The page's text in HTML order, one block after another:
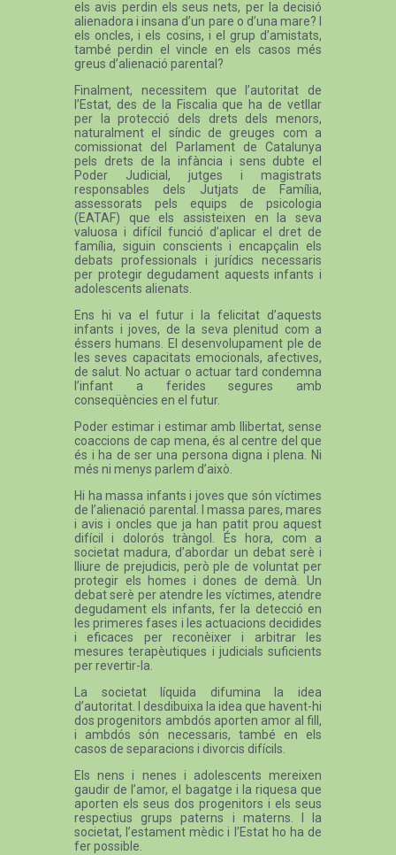
els avis perdin els seus nets, per la decisió
alienadora i insana d’un pare o d’una mare? I
els oncles, i els cosins, i el grup d’amistats,
també perdin el vincle en els casos més
greus d’alienació parental?
Finalment, necessitem que l’autoritat de
l’Estat, des de la Fiscalia que ha de vetllar
per la protecció dels drets dels menors,
naturalment el síndic de greuges com a
comissionat del Parlament de Catalunya
pels drets de la infància i sens dubte el
Poder Judicial, jutges i magistrats
responsables dels Jutjats de Família,
assessorats pels equips de psicologia
(EATAF) que els assisteixen en la seva
valuosa i difícil funció d’aplicar el dret de
família, siguin conscients i encapçalin els
debats professionals i jurídics necessaris
per protegir degudament aquests infants i
adolescents alienats.
Ens hi va el futur i la felicitat d’aquests
infants i joves, de la seva plenitud com a
éssers humans. El desenvolupament ple de
les seves capacitats emocionals, afectives,
de salut. No actuar o actuar tard condemna
l’infant a ferides segures amb
conseqüències en el futur.
Poder estimar i estimar amb llibertat, sense
coaccions de cap mena, és al centre del que
és i ha de ser una persona digna i plena. Ni
més ni menys parlem d’això.
Hi ha massa infants i joves que són víctimes
de l’alienació parental. I massa pares, mares
i avis i oncles que ja han patit prou aquest
difícil i dolorós tràngol. És hora, com a
societat madura, d’abordar un debat serè i
lliure de prejudicis, però ple de voluntat per
protegir els homes i dones de demà. Un
debat serè per atendre les víctimes, atendre
degudament els infants, fer la detecció en
les primeres fases i les actuacions decidides
i eficaces per reconèixer i arbitrar les
mesures terapèutiques i judicials suficients
per revertir-la.
La societat líquida difumina la idea
d’autoritat. I desdibuixa la idea que havent-hi
dos progenitors ambdós aporten amor al fill,
i ambdós són necessaris, també en els
casos de separacions i divorcis difícils.
Els nens i nenes i adolescents mereixen
gaudir de l’amor, el bagatge i la riquesa que
aporten els seus dos progenitors i els seus
respectius grups paterns i materns. I la
societat, l’estament mèdic i l’Estat ho ha de
fer possible.